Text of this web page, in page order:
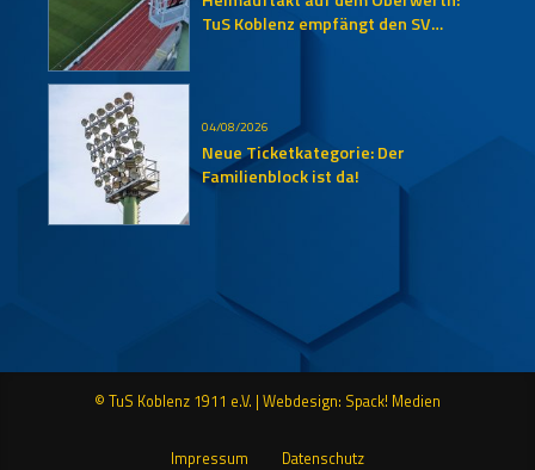
TuS Koblenz empfängt den SV
04/08/2026
Neue Ticketkategorie: Der
Familienblock ist da!
© TuS Koblenz 1911 e.V. | Webdesign: Spack! Medien
Impressum Datenschutz